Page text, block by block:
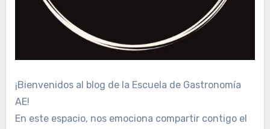
¡Bienvenidos al blog de la Escuela de Gastronomía
AE!
En este espacio, nos emociona compartir contigo el